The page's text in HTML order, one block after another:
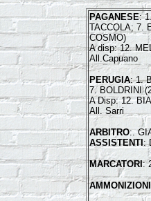
PAGANESE:
TACCOLA; 7.
COSMO)
A disp: 12.
All.Capuano
PERUGIA: 1.
7. BOLDRINI
A Disp: 12.
All. Sarri
ARBITRO:.
ASSISTENTI:
MARCATORI:
AMMONIZIONI